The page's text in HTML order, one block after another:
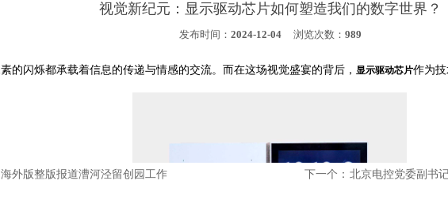
视觉新纪元：显示驱动芯片如何塑造我们的数字世界？
发布时间： 2024-12-04 浏览次数： 989
的闪烁都承载着信息的传递与情感的交流。而在这场视觉盛宴的背后， 显示驱动芯片作为
外版整版报道漕河泾留创园工作 下一个：